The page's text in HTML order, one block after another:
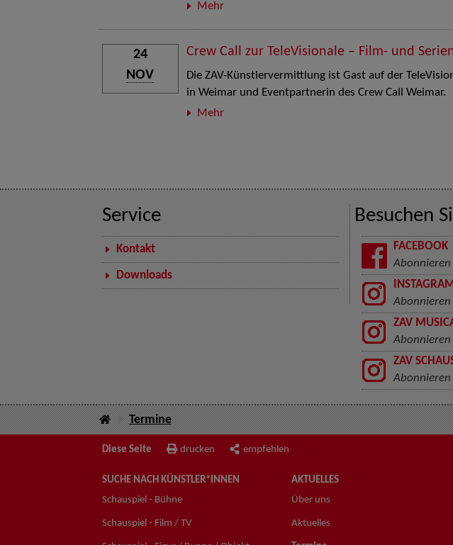
Mehr
Crew Call zur TeleVisionale – Film- und
Die ZAV-Künstlervermittlung ist Gast auf der
in Weimar und Eventpartnerin des Crew Call Weimar.
Mehr
24
NOV
Service
Kontakt
Downloads
Besuchen
FACEBOOK
Abonnieren
INSTAGRAM
Abonnieren
ZAV
Abonnieren
ZAV
Abonnieren
Termine
Diese Seite drucken empfehlen
SUCHE NACH KÜNSTLER*INNEN
Schauspiel - Bühne
Schauspiel - Film / TV
AKTUELLES
Über uns
Aktuelles